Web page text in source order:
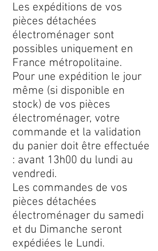
Les expéditions de vos
pièces détachées
électroménager sont
possibles uniquement en
France métropolitaine.
Pour une expédition le jour
même (si disponible en
stock) de vos pièces
électroménager, votre
commande et la validation
du panier doit être effectuée
: avant 13h00 du lundi au
vendredi.
Les commandes de vos
pièces détachées
électroménager du samedi
et du Dimanche seront
expédiées le Lundi.